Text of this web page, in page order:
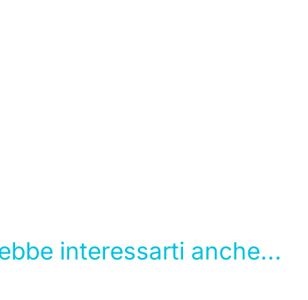
interessarti anche...